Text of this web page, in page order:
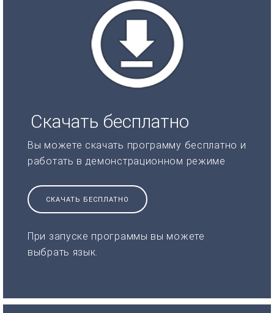
Скачать бесплатно
Вы можете скачать программу бесплатно и
работать в демонстрационном режиме
СКАЧАТЬ БЕСПЛАТНО
При запуске программы вы можете
выбрать язык.